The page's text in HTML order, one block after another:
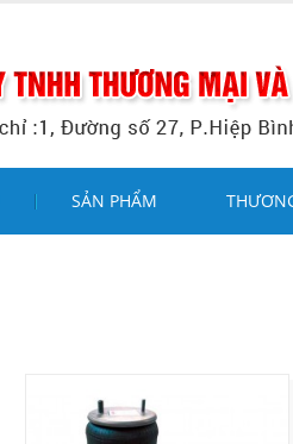
Kính
SẢN PHẨM